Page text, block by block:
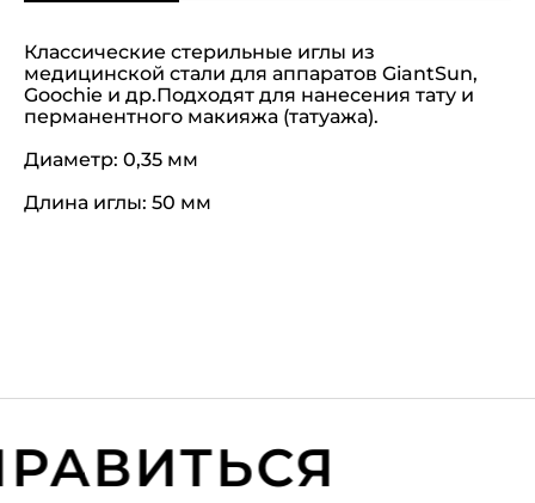
Классические стерильные иглы из
медицинской стали для аппаратов GiantSun,
Goochie и др.Подходят для нанесения тату и
перманентного макияжа (татуажа).
Диаметр: 0,35 мм
Длина иглы: 50 мм